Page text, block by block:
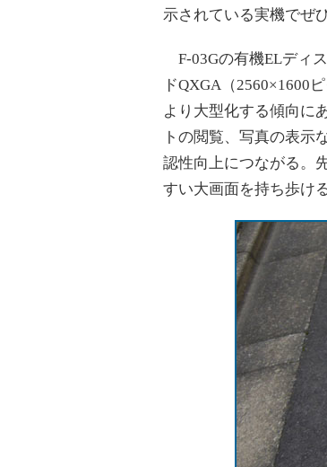
示されている実機でぜ
F-03Gの有機ELディ
ドQXGA（2560×1600
より大型化する傾向に
トの閲覧、写真の表示
認性向上につながる。
すい大画面を持ち歩け